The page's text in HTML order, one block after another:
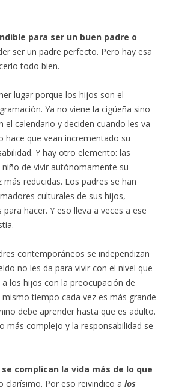
para ser un buen padre o
ser un padre perfecto. Pero hay esa
todo bien.
lugar porque los hijos son el
Ya no viene la cigüeña sino
el calendario y deciden cuando les va
hace que vean incrementado su
Y hay otro elemento: las
de vivir autónomamente su
reducidas. Los padres se han
culturales de sus hijos,
hacer. Y eso lleva a veces a ese
contemporáneos se independizan
no les da para vivir con el nivel que
los hijos con la preocupación de
tiempo cada vez es más grande
debe aprender hasta que es adulto.
más complejo y la responsabilidad se
se complican la vida más de lo que
clarísimo. Por eso reivindico a los